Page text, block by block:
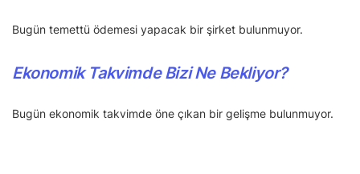
Bugün temettü ödemesi yapacak bir şirket bulunmuyor.
Ekonomik Takvimde Bizi Ne Bekliyor?
Bugün ekonomik takvimde öne çıkan bir gelişme bulunmuyor.